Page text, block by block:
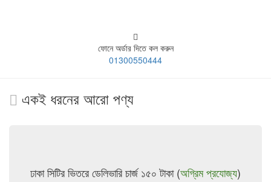
ফোনে অর্ডার দিতে কল করুন
01300550444
একই ধরনের আরো পণ্য
ঢাকা সিটির ভিতরে ডেলিভারি চার্জ ১৫০ টাকা (অগ্রিম প্রযোজ্য)